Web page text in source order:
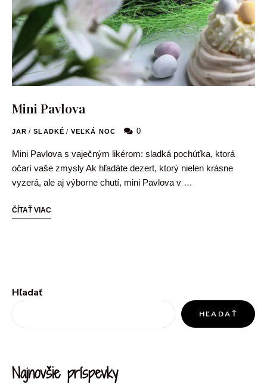
Mini Pavlova
JAR / SLADKÉ / VEĽKÁ NOC 0
Mini Pavlova s vaječným likérom: sladká pochúťka, ktorá
očarí vaše zmysly Ak hľadáte dezert, ktorý nielen krásne
vyzerá, ale aj výborne chutí, mini Pavlova v …
ČÍTAŤ VIAC
Hľadať
HĽADAŤ
Najnovšie príspevky